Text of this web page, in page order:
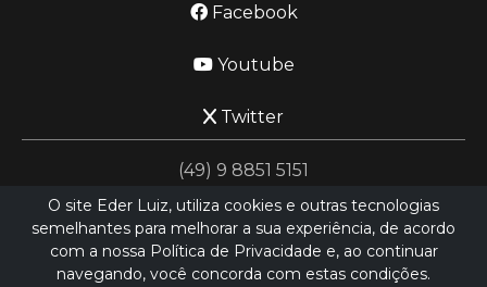
Facebook
Youtube
Twitter
(49) 9 8851 5151
jornalismo@ederluiz.com.vc
O site Eder Luiz, utiliza cookies e outras tecnologias
semelhantes para melhorar a sua experiência, de acordo
com a nossa Política de Privacidade e, ao continuar
navegando, você concorda com estas condições.